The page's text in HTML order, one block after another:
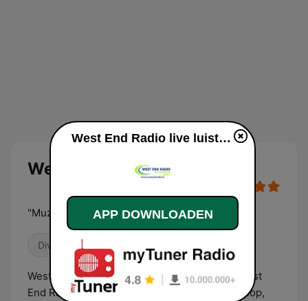
West End Radio
"Muzikaal Veelzijdig"
Divers
West End Radio muzikaal veelzijdig! Beleef West
End Radio, Muzikaal veelzijdig met de beste pop,
West End Radio live luisteren
APP DOWNLOADEN